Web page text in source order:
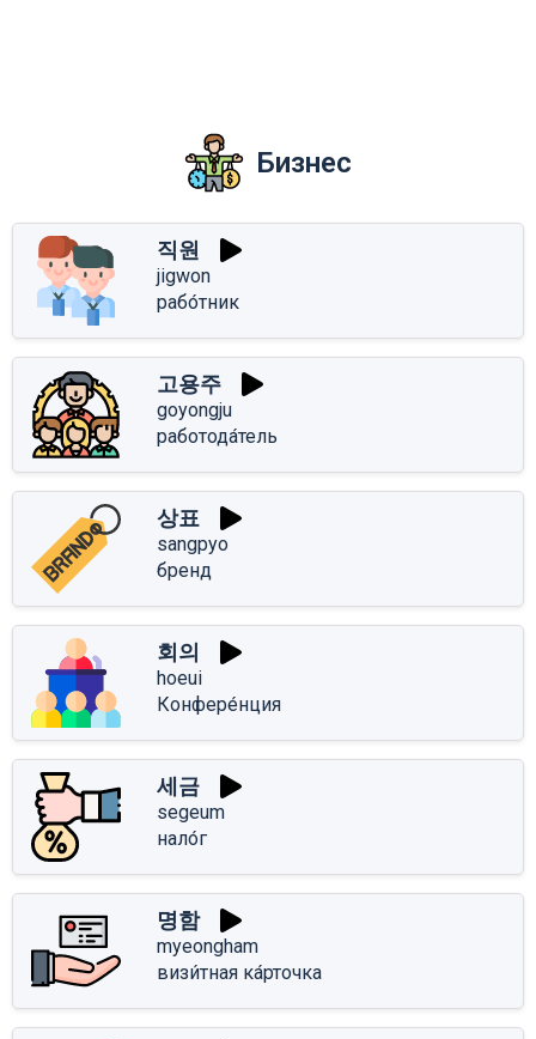
Бизнес
직원
jigwon
рабо́тник
고용주
goyongju
работода́тель
상표
sangpyo
бренд
회의
hoeui
Конфере́нция
세금
segeum
нало́г
명함
myeongham
визи́тная ка́рточка